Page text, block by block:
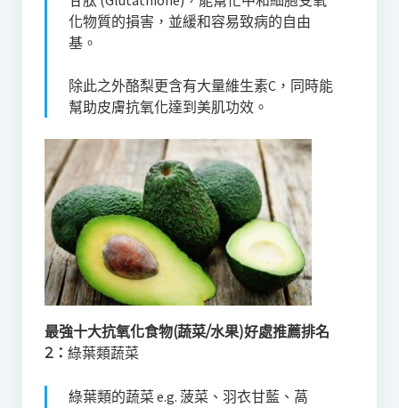
化物質的損害，並緩和容易致病的自由
基。
除此之外酪梨更含有大量維生素C，同時能
幫助皮膚抗氧化達到美肌功效。
最強十大抗氧化食物(蔬菜/水果)好處推薦排名
2： 綠葉類蔬菜
綠葉類的蔬菜 e.g. 菠菜、羽衣甘藍、萵